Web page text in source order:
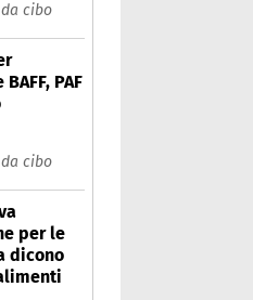
cibo
PAF
cibo
per le
dicono